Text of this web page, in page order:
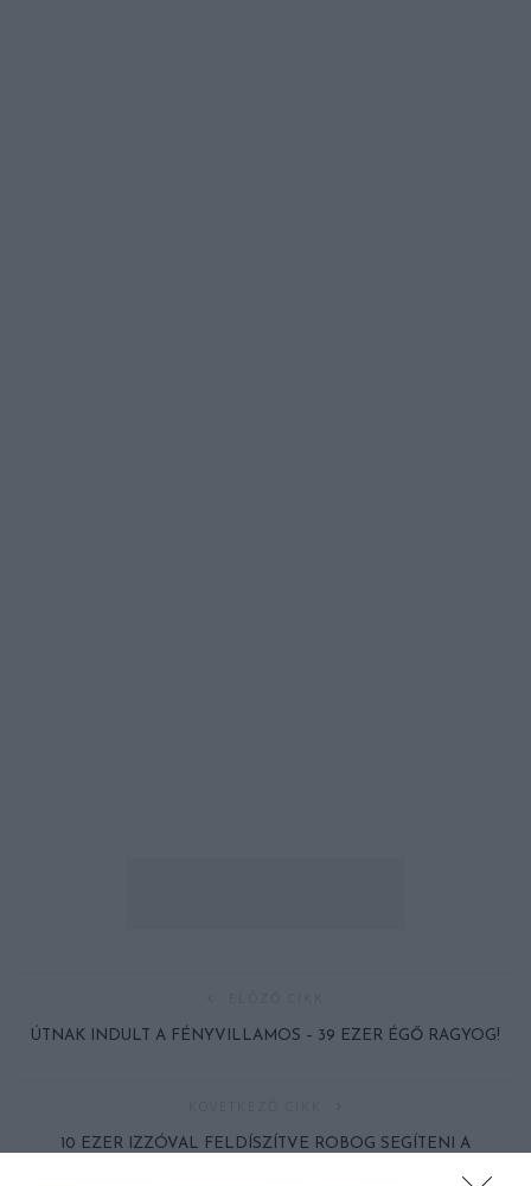
ÚTNAK INDULT A FÉNYVILLAMOS – 39 EZER ÉGŐ RAGYOG!
10 EZER IZZÓVAL FELDÍSZÍTVE ROBOG SEGÍTENI A